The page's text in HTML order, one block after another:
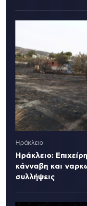
Ηράκλειο
Ηράκλειο:
κάνναβη και
συλλήψεις